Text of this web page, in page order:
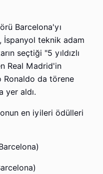
Barcelona'yı
İspanyol teknik adam
seçtiği "5 yıldızlı
Real Madrid'in
da törene
yer aldı.
en iyileri ödülleri